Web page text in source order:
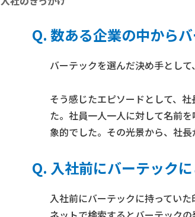
数ある企業の中から
バーテックを選んだ決め手とし
そう感じたエピソードとして、
た。社員一人一人に対して名前
象的でした。その光景から、社
入社前にバーテック
入社前にバーテックに持ってい